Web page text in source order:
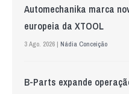
Automechanika marca
europeia da XTOOL
3 Ago. 2026 | Nádia Conceição
B-Parts expande